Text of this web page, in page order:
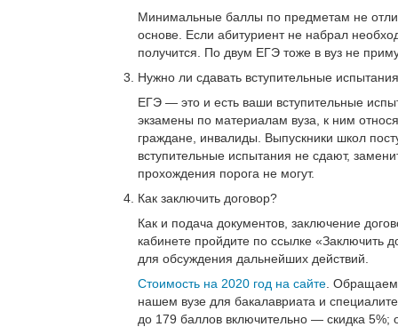
Минимальные баллы по предметам не
основе. Если абитуриент не набрал
получится. По двум ЕГЭ тоже в вуз не
Нужно ли сдавать вступительные
ЕГЭ — это и есть ваши вступительные
экзамены по материалам вуза, к ним
граждане, инвалиды. Выпускники школ
вступительные испытания не сдают,
прохождения порога не могут.
Как заключить договор?
Как и подача документов, заключение
кабинете пройдите по ссылке «Заключить
для обсуждения дальнейших действий.
Стоимость на 2020 год на сайте .
нашем вузе для бакалавриата и
до 179 баллов включительно — скидка 5%;